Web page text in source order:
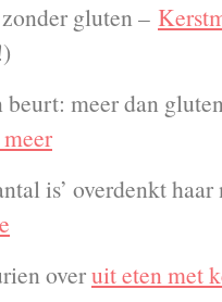
gluten –
meer dan
is’ overdenkt
overuit eten met